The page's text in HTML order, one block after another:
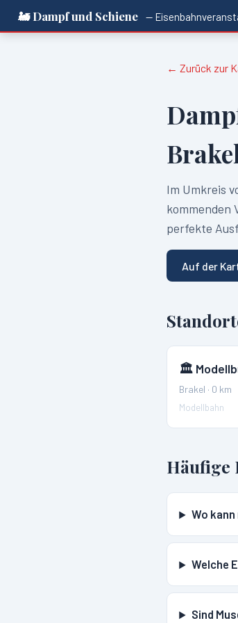
🚂 Dampf und Schiene —
← Zurück zur
Im Umkreis
kommenden
perfekte
Auf der
🏛️
Brakel · 0 km
Modellbahn
Häufige
Wo
Welche
Sind